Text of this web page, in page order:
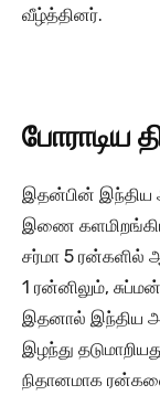
வீழ்த்தினர்.
போராடிய
இதன்பின் இந்திய
இணை
சர்மா 5 ரன்களில்
1 ரன்னிலும்,
இதனால் இந்திய
இழந்து
நிதானமாக